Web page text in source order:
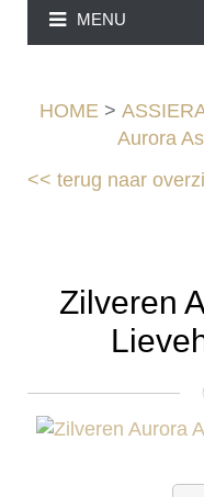
MENU
HOME >
Aurora
<<terug naar
Zilveren